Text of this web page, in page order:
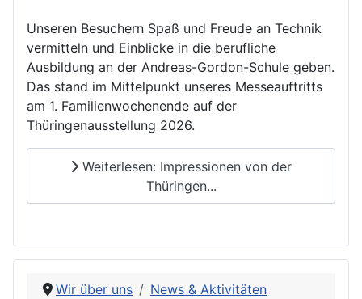
Unseren Besuchern Spaß und Freude an Technik
vermitteln und Einblicke in die berufliche
Ausbildung an der Andreas-Gordon-Schule geben.
Das stand im Mittelpunkt unseres Messeauftritts
am 1. Familienwochenende auf der
Thüringenausstellung 2026.
Weiterlesen: Impressionen von der
Thüringen...
Wir über uns
News & Aktivitäten